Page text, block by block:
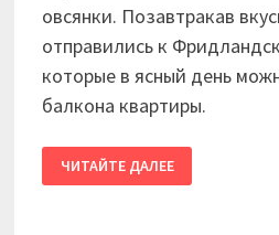
овсянки. Позавтракав
отправились к
которые в ясный день
балкона квартиры.
2016
/
КАЛИНИНГРАД
ЧИТАЙТЕ ДАЛЕЕ